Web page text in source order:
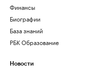
Финансы
Биографии
База знаний
РБК Образование
Новости